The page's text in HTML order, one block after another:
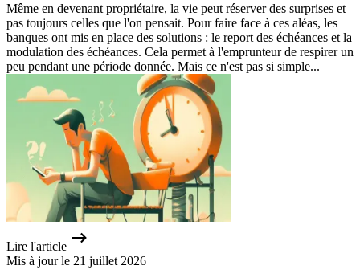
Même en devenant propriétaire, la vie peut réserver des surprises et
pas toujours celles que l'on pensait. Pour faire face à ces aléas, les
banques ont mis en place des solutions : le report des échéances et la
modulation des échéances. Cela permet à l'emprunteur de respirer un
peu pendant une période donnée. Mais ce n'est pas si simple...
Lire l'article
Mis à jour le 21 juillet 2026